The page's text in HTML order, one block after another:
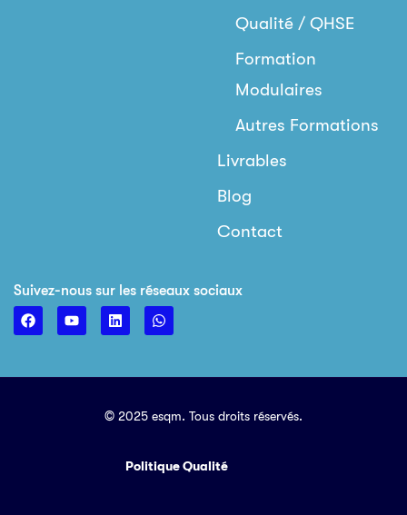
Qualité / QHSE
Formation
Modulaires
Autres Formations
Livrables
Blog
Contact
Suivez-nous sur les réseaux sociaux
© 2025 esqm. Tous droits réservés.
Politique Qualité